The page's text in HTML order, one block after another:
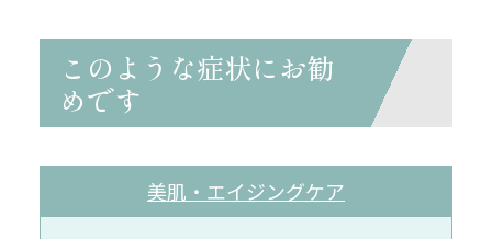
このような症状にお勧
めです
美肌・エイジングケア